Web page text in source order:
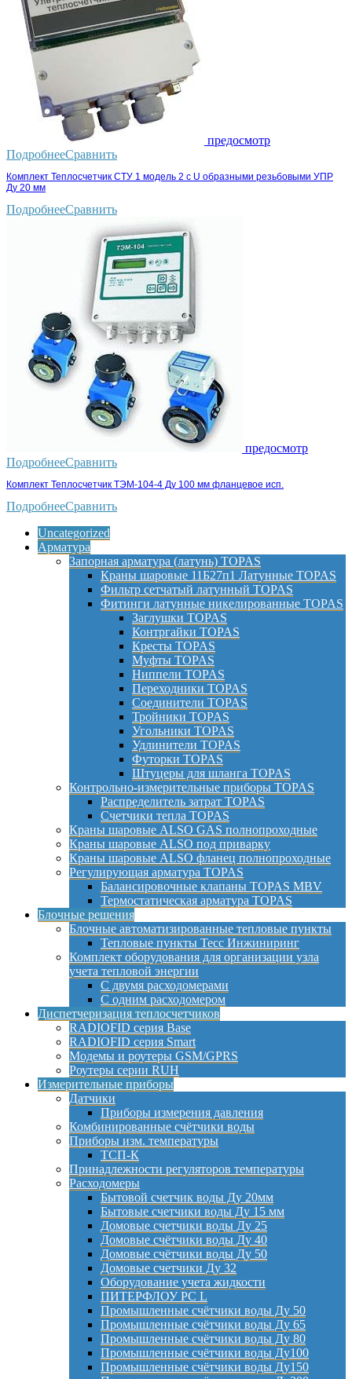
предосмотр
ПодробнееСравнить
Комплект Теплосчетчик СТУ 1 модель 2 с U образными резьбовыми УПР
Ду 20 мм
ПодробнееСравнить
предосмотр
ПодробнееСравнить
Комплект Теплосчетчик ТЭМ-104-4 Ду 100 мм фланцевое исп.
ПодробнееСравнить
Uncategorized
Арматура
Запорная арматура (латунь) TOPAS
Краны шаровые 11Б27п1 Латунные TOPAS
Фильтр сетчатый латунный TOPAS
Фитинги латунные никелированные TOPAS
Заглушки TOPAS
Контргайки TOPAS
Кресты TOPAS
Муфты TOPAS
Ниппели TOPAS
Переходники TOPAS
Соединители TOPAS
Тройники TOPAS
Угольники TOPAS
Удлинители TOPAS
Футорки TOPAS
Штуцеры для шланга TOPAS
Контрольно-измерительные приборы TOPAS
Распределитель затрат TOPAS
Счетчики тепла TOPAS
Краны шаровые ALSO GAS полнопроходные
Краны шаровые ALSO под приварку
Краны шаровые ALSO фланец полнопроходные
Регулирующая арматура TOPAS
Балансировочные клапаны TOPAS MBV
Термостатическая арматура TOPAS
Блочные решения
Блочные автоматизированные тепловые пункты
Тепловые пункты Тесс Инжиниринг
Комплект оборудования для организации узла
учета тепловой энергии
С двумя расходомерами
С одним расходомером
Диспетчеризация теплосчетчиков
RADIOFID серия Base
RADIOFID серия Smart
Модемы и роутеры GSM/GPRS
Роутеры серии RUH
Измерительные приборы
Датчики
Приборы измерения давления
Комбинированные счётчики воды
Приборы изм. температуры
ТСП-К
Принадлежности регуляторов температуры
Расходомеры
Бытовой счетчик воды Ду 20мм
Бытовые счетчики воды Ду 15 мм
Домовые счетчики воды Ду 25
Домовые счётчики воды Ду 40
Домовые счётчики воды Ду 50
Домовые счетчики Ду 32
Оборудование учета жидкости
ПИТЕРФЛОУ РС L
Промышленные счётчики воды Ду 50
Промышленные счётчики воды Ду 65
Промышленные счётчики воды Ду 80
Промышленные счётчики воды Ду100
Промышленные счётчики воды Ду150